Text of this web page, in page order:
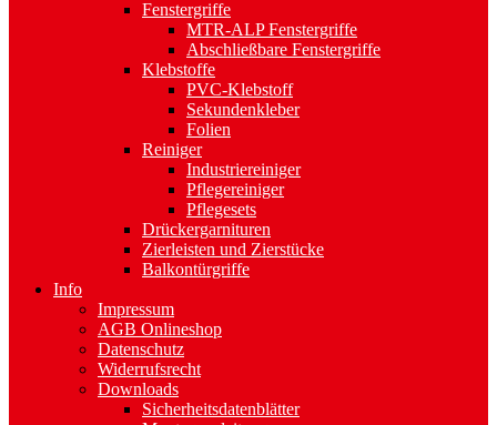
Fenstergriffe
MTR-ALP Fenstergriffe
Abschließbare Fenstergriffe
Klebstoffe
PVC-Klebstoff
Sekundenkleber
Folien
Reiniger
Industriereiniger
Pflegereiniger
Pflegesets
Drückergarnituren
Zierleisten und Zierstücke
Balkontürgriffe
Info
Impressum
AGB Onlineshop
Datenschutz
Widerrufsrecht
Downloads
Sicherheitsdatenblätter